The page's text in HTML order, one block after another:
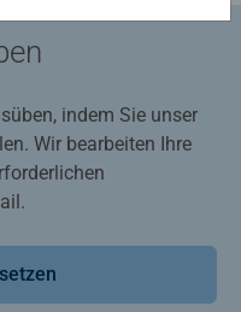
indem Sie unser
Wir bearbeiten Ihre